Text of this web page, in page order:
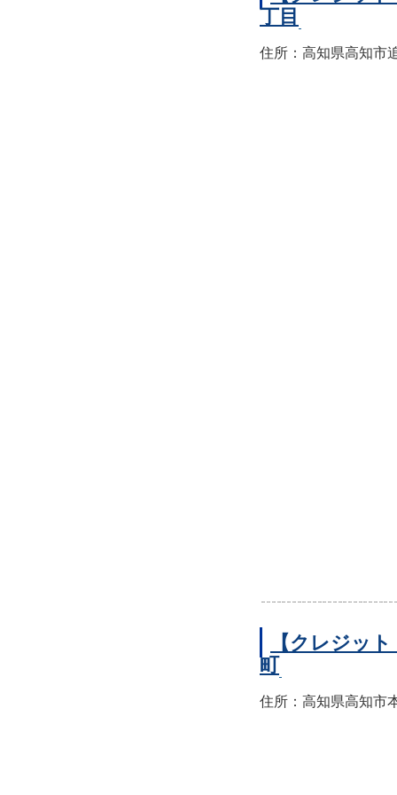
丁目
住所：高知県高知市
【クレジッ
町
住所：高知県高知市